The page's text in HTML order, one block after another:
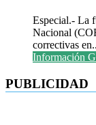
Especial.- La
Nacional
correctivas
Información
PUBLICIDAD